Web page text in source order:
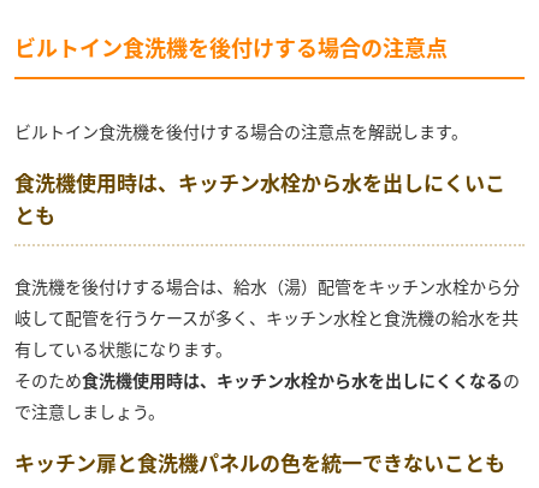
ビルトイン食洗機を後付けする場合の注意点
ビルトイン食洗機を後付けする場合の注意点を解説します。
食洗機使用時は、キッチン水栓から水を出しにくいこ
とも
食洗機を後付けする場合は、給水（湯）配管をキッチン水栓から分
岐して配管を行うケースが多く、キッチン水栓と食洗機の給水を共
有している状態になります。
そのため食洗機使用時は、キッチン水栓から水を出しにくくなるの
で注意しましょう。
キッチン扉と食洗機パネルの色を統一できないことも